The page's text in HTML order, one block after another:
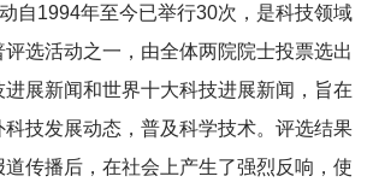
动自1994年至今已举行30次，是科技领域
评选活动之一，由全体两院院士投票选出
展新闻和世界十大科技进展新闻，旨在
科技发展动态，普及科学技术。评选结果
传播后，在社会上产生了强烈反响，使